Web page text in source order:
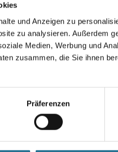
und Anzeigen zu
zu analysieren. Außerdem
Medien, Werbung und
zusammen, die Sie ihnen
Präferenzen